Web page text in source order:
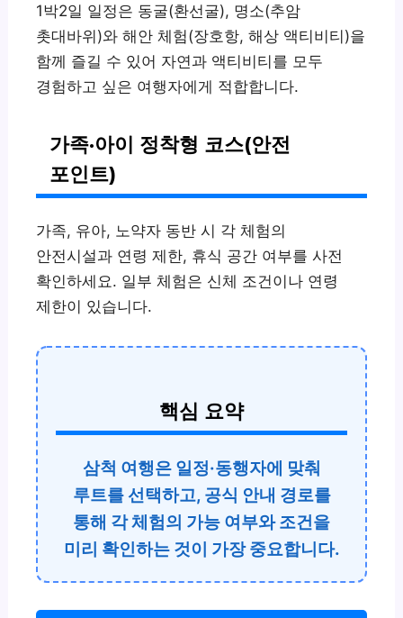
1박2일 일정은 동굴(환선굴), 명소(추암
촛대바위)와 해안 체험(장호항, 해상 액티비티)을
함께 즐길 수 있어 자연과 액티비티를 모두
경험하고 싶은 여행자에게 적합합니다.
가족·아이 정착형 코스(안전
포인트)
가족, 유아, 노약자 동반 시 각 체험의
안전시설과 연령 제한, 휴식 공간 여부를 사전
확인하세요. 일부 체험은 신체 조건이나 연령
제한이 있습니다.
핵심 요약
삼척 여행은 일정·동행자에 맞춰
루트를 선택하고, 공식 안내 경로를
통해 각 체험의 가능 여부와 조건을
미리 확인하는 것이 가장 중요합니다.